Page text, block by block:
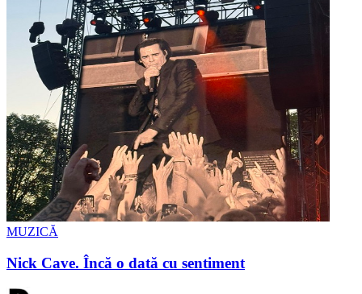
MUZICĂ
Nick Cave. Încă o dată cu sentiment